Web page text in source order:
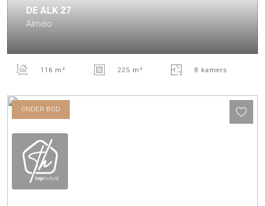
DE ALK 27
Almelo
116 m² 225 m² 8 kamers
ONDER BOD